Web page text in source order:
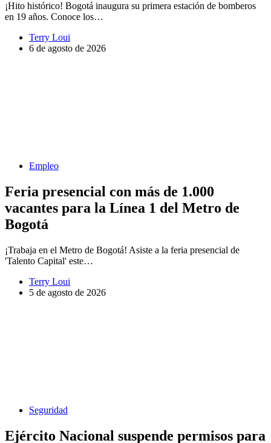
¡Hito histórico! Bogotá inaugura su primera estación de bomberos
en 19 años. Conoce los…
Terry Loui
6 de agosto de 2026
Empleo
Feria presencial con más de 1.000
vacantes para la Línea 1 del Metro de
Bogotá
¡Trabaja en el Metro de Bogotá! Asiste a la feria presencial de
'Talento Capital' este…
Terry Loui
5 de agosto de 2026
Seguridad
Ejército Nacional suspende permisos para